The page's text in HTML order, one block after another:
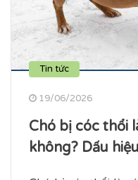
Tin tức
19/06/2026
Chó bị cóc thổi
không? Dấu